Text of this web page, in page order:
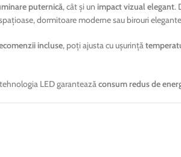
puternică, cât și un impact vizual elegant.
dormitoare moderne sau birouri
incluse, poți ajusta cu ușurință
LED garanteazăconsum redus de